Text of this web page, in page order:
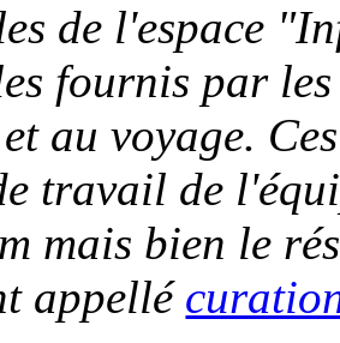
de l'espace
fournis par
au voyage.
travail de
mais bien le
appellé